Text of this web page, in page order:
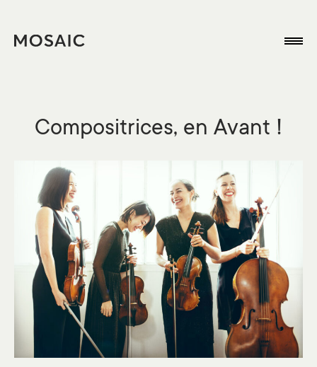
Compositrices, en Avant !